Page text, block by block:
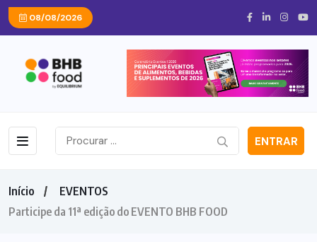
08/08/2026
ENTRAR
Início
EVENTOS
Participe da 11ª edição do EVENTO BHB FOOD